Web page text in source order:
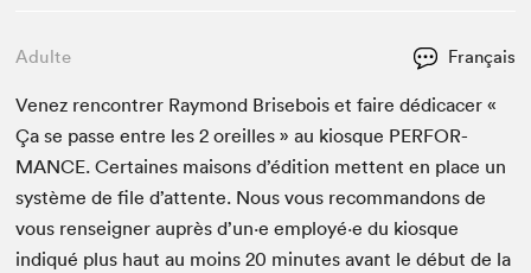
Adulte Français
Venez ren­con­tr­er Ray­mond Brise­bois et faire dédi­cac­er «
Ça se passe entre les2 oreilles » au kiosque PER­FOR­
MANCE. Cer­taines maisons d’édi­tion met­tent en place un
sys­tème de file d’at­tente. Nous vous recom­man­dons de
vous ren­seign­er auprès d’un·e employé·e du kiosque
indiqué plus haut au moins20 min­utes avant le début de la